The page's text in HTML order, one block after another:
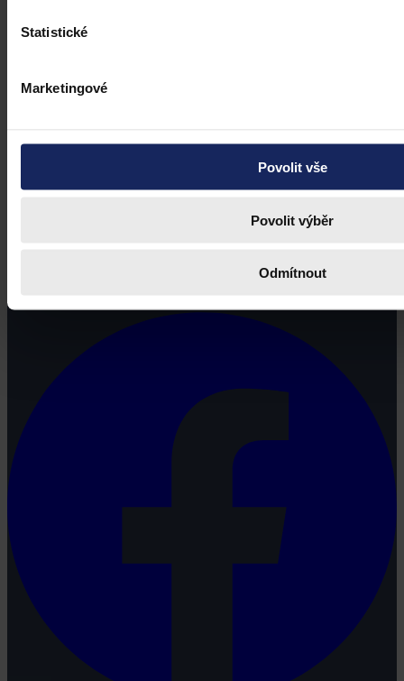
Statistické
Marketingové
Povolit vše
Povolit výběr
Odmítnout
profesionálové a zástupci právnických profesí, ale všichni, kteří